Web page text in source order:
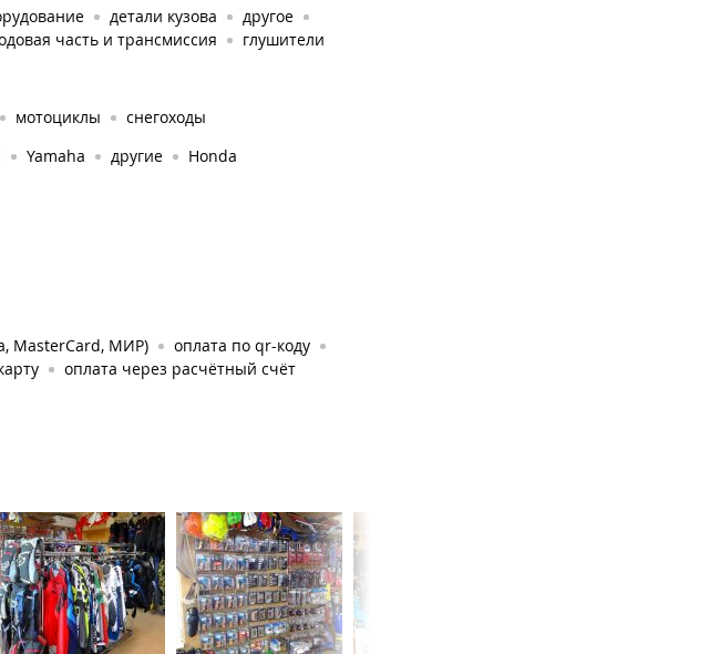
детали кузова
другое
часть и трансмиссия
глушители
мотоциклы
снегоходы
Yamaha другие
Honda
MasterCard, МИР)
оплата по qr-коду
оплата через расчётный счёт